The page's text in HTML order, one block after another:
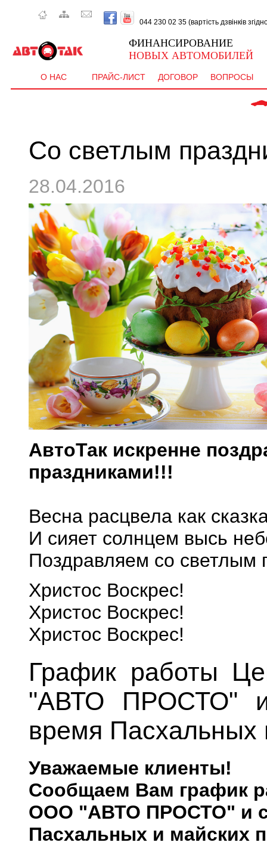
044 230 02 35 (вартість дзвінків
ФИНАНСИРОВАНИЕ
НОВЫХ АВТОМОБИЛЕЙ
О НАС ПРАЙС-ЛИСТ ДОГОВОР ВОПРОСЫ
Со светлым
28.04.2016
АвтоТак искренне
праздниками!!!
Весна расцвела как
И сияет солнцем высь
Поздравляем со светлым
Христос Воскрес!
Христос Воскрес!
Христос Воскрес!
График работы
"АВТО ПРОСТО"
время Пасхальных
Уважаемые клиенты!
Сообщаем Вам график
ООО "АВТО ПРОСТО" и
Пасхальных и майских